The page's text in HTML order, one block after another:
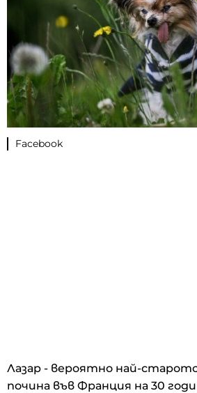
Facebook
Лазар - вероятно най-
почина във Франция на 30